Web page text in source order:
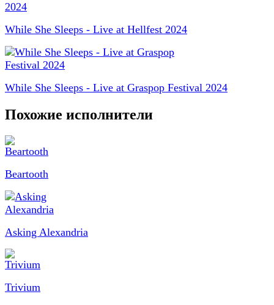
While She Sleeps - Live at Hellfest 2024
While She Sleeps - Live at Graspop Festival 2024
Похожие исполнители
Beartooth
Asking Alexandria
Trivium